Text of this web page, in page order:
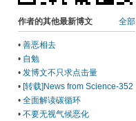
全部
作者的其他最新博文
• 善恶相去
• 自勉
• 发博文不只求点击量
• [转载]News from Science-352
• 全面解读碳循环
• 不要无视气候恶化